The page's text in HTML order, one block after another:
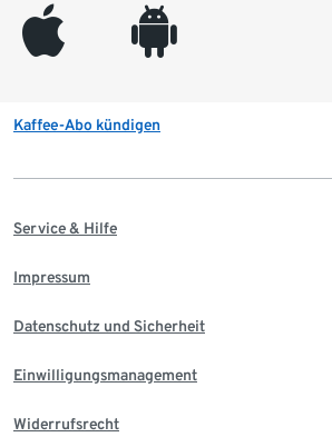
appleinc android
Kaffee-Abo kündigen
Service & Hilfe
Impressum
Datenschutz und Sicherheit
Einwilligungsmanagement
Widerrufsrecht